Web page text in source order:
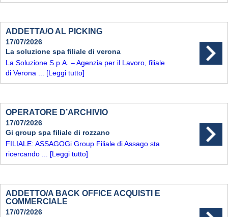
ADDETTA/O AL PICKING
17/07/2026
La soluzione spa filiale di verona
La Soluzione S.p.A. – Agenzia per il Lavoro, filiale
di Verona ... [Leggi tutto]
OPERATORE D’ARCHIVIO
17/07/2026
Gi group spa filiale di rozzano
FILIALE: ASSAGOGi Group Filiale di Assago sta
ricercando ... [Leggi tutto]
ADDETTO/A BACK OFFICE ACQUISTI E
COMMERCIALE
17/07/2026